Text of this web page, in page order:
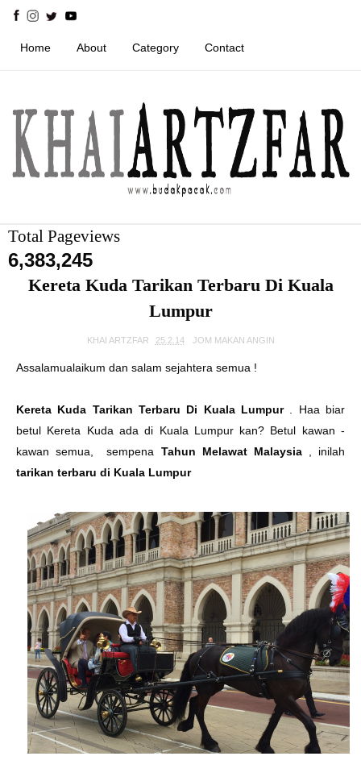
Home About Category Contact
Total Pageviews
6,383,245
Kereta Kuda Tarikan Terbaru Di Kuala
Lumpur
KHAI ARTZFAR 25.2.14 JOM MAKAN ANGIN
Assalamualaikum dan salam sejahtera semua !
Kereta Kuda Tarikan Terbaru Di Kuala Lumpur. Haa biar
betul Kereta Kuda ada di Kuala Lumpur kan? Betul kawan -
kawan semua, sempena Tahun Melawat Malaysia, inilah
tarikan terbaru di Kuala Lumpur